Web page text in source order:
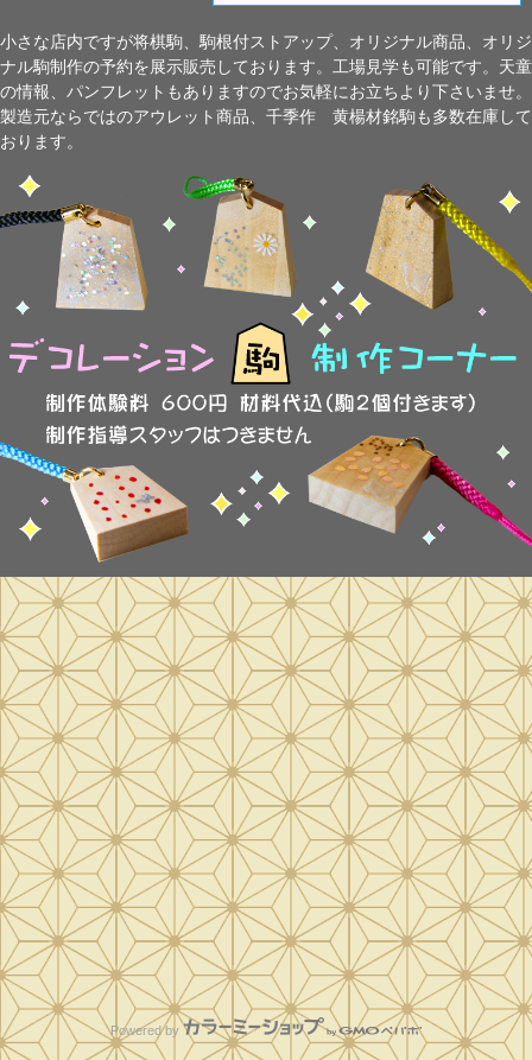
小さな店内ですが将棋駒、駒根付ストアップ、オリジナル商品、オリジ
ナル駒制作の予約を展示販売しております。工場見学も可能です。天童
の情報、パンフレットもありますのでお気軽にお立ちより下さいませ。
製造元ならではのアウレット商品、千季作 黄楊材銘駒も多数在庫して
おります。
Powered by